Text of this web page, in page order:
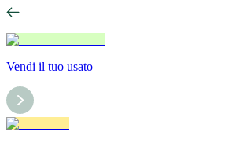
Vendi il tuo usato